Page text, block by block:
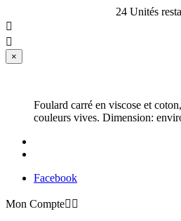
24 Unités


×
Foulard carré en viscose et
couleurs vives. Dimension:
Facebook
Mon Compte 